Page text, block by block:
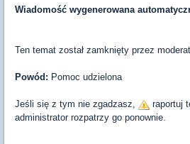
Wiadomość wygenerowana
Ten temat został zamknięty przez
Powód: Pomoc udzielona
Jeśli się z tym nie zgadzasz,
raportuj
administrator rozpatrzy go ponownie.